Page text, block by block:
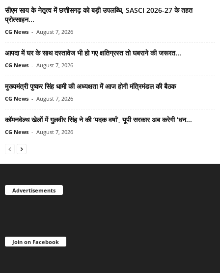
सीएम साय के नेतृत्व में छत्तीसगढ़ को बड़ी उपलब्धि, SASCI 2026-27 के तहत
प्रोत्साहन...
CG News - August 7, 2026
आपदा में घर के साथ दस्तावेज भी हो गए क्षतिग्रस्त तो घबराने की जरूरत...
CG News - August 7, 2026
मुख्यमंत्री पुष्कर सिंह धामी की अध्यक्षता में आज होगी मंत्रिमंडल की बैठक
CG News - August 7, 2026
कॉमनवेल्थ खेलों में गुलवीर सिंह ने की ‘पदक वर्षा’, यूपी सरकार अब करेगी ‘धन...
CG News - August 7, 2026
Advertisements
Join on Facebook